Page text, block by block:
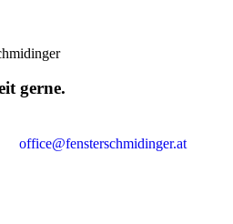
gerne.
office@fensterschmidinger.at